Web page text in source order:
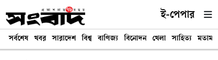
ই-পেপার
সর্বশেষ খবর সারাদেশ বিশ্ব বাণিজ্য বিনোদন খেলা সাহিত্য মতামত